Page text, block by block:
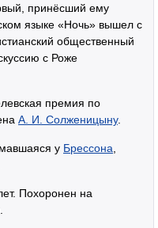
принёсший ему
языке «Ночь» вышел с
общественный
с Роже
премия по
А. И. Солженицыну.
у Брессона
Похоронен на